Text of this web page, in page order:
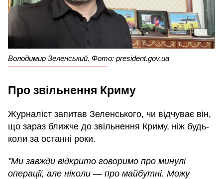
Володимир Зеленський. Фото: president.gov.ua
Про звільнення Криму
Журналіст запитав Зеленського, чи відчуває він,
що зараз ближче до звільнення Криму, ніж будь-
коли за останні роки.
"Ми завжди відкрито говоримо про минулі
операції, але ніколи — про майбутні. Можу